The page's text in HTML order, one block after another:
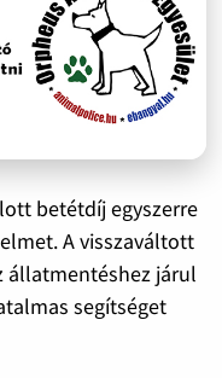
betétdíj egyszerre
A visszaváltott
állatmentéshez járul
segítséget